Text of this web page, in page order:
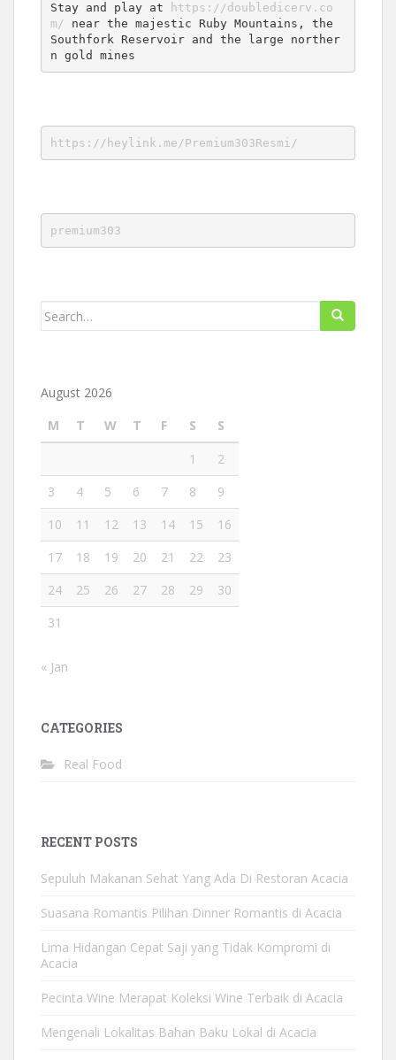
Stay and play at
https://doubledicerv.co
m/ near the majestic Ruby Mountains, the
Southfork Reservoir and the large norther
n gold mines
https://heylink.me/Premium303Resmi/
premium303
Search
August 2026
M
T W T F S
S
1
2
3
4 5 6 7 8
9
10
11 12 13 14 15
16
17
18 19 20 21 22
23
24
25 26 27 28 29
30
31
« Jan
CATEGORIES
Real Food
RECENT POSTS
Sepuluh Makanan Sehat Yang Ada Di Restoran Acacia
Suasana Romantis Pilihan Dinner Romantis di Acacia
Lima Hidangan Cepat Saji yang Tidak Kompromi di
Acacia
Pecinta Wine Merapat Koleksi Wine Terbaik di Acacia
Mengenali Lokalitas Bahan Baku Lokal di Acacia